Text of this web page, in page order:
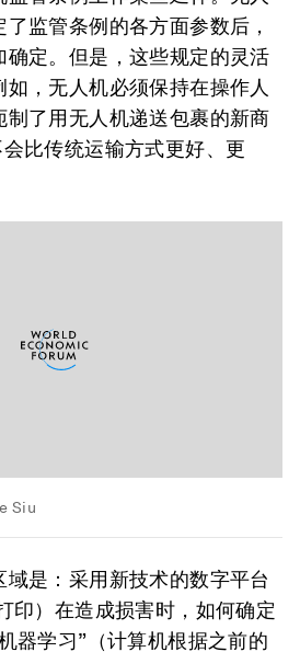
监管条例的各方面参数后，
定。但是，这些规定的灵活
，无人机必须保持在操作人
制了用无人机递送包裹的新商
比传统运输方式更好、更
Siu
域是：采用新技术的数字平台
印）在造成损害时，如何确定
器学习”（计算机根据之前的